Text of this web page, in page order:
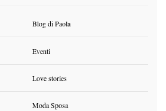
Blog di Paola
Eventi
Love stories
Moda Sposa